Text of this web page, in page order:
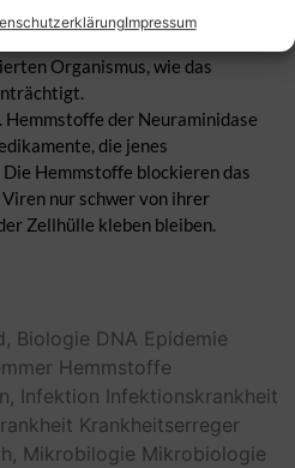
Impressum
Neuraminidase Glykoproteine auf
Organismus, wie das
der Neuraminidase
die jenes
Hemmstoffe blockieren das
nur schwer von ihrer
Zellhülle kleben bleiben.
Biologie DNA Epidemie
Hemmstoffe
Infektion Infektionskrankheit
Krankheitserreger
Mikrobilogie Mikrobiologie